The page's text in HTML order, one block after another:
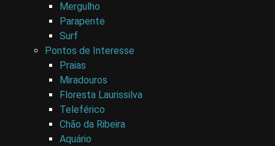
Mergulho
Parapente
Surf
Pontos de Interesse
Praias
Miradouros
Floresta Laurissilva
Teleférico
Chão da Ribeira
Aquário